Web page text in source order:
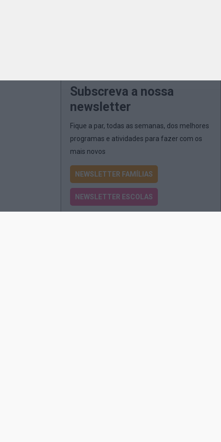
Subscreva a nossa
newsletter
Fique a par, todas as semanas, dos melhores
programas e atividades para fazer com os
mais novos
NEWSLETTER FAMÍLIAS
NEWSLETTER ESCOLAS